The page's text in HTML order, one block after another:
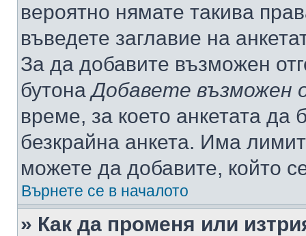
вероятно нямате такива
въведете заглавие на
За да добавите възможен
бутонаДобавете възможен
време, за което анкетата да
безкрайна анкета. Има
можете да добавите, който
Върнете се в началото
» Как да променя или